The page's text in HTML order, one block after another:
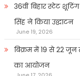
36वीं बिहार स्टेट
सिंह ने किया उद्घाटन
June 19, 2026
बिक्रम में 19 से 22 जून
का आयोजन